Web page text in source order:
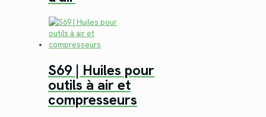
S69 | Huiles pour
outils à air et
compresseurs